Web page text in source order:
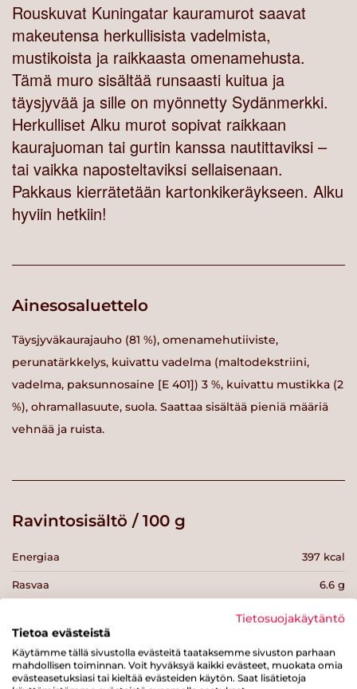
Rouskuvat Kuningatar kauramurot saavat
makeutensa herkullisista vadelmista,
mustikoista ja raikkaasta omenamehusta.
Tämä muro sisältää runsaasti kuitua ja
täysjyvää ja sille on myönnetty Sydänmerkki.
Herkulliset Alku murot sopivat raikkaan
kaurajuoman tai gurtin kanssa nautittaviksi –
tai vaikka naposteltaviksi sellaisenaan.
Pakkaus kierrätetään kartonkikeräykseen. Alku
hyviin hetkiin!
Ainesosaluettelo
Täysjyväkaurajauho (81 %), omenamehutiiviste,
perunatärkkelys, kuivattu vadelma (maltodekstriini,
vadelma, paksunnosaine [E 401]) 3 %, kuivattu mustikka (2
%), ohramallasuute, suola. Saattaa sisältää pieniä määriä
vehnää ja ruista.
Ravintosisältö / 100 g
Energiaa 397 kcal
Rasvaa 6.6 g
1.2 g
Hiilihydraatteja
josta sokereita 6.1 g
Tietosuojakäytäntö
Tietoa evästeistä
Käytämme tällä sivustolla evästeitä taataksemme sivuston parhaan
mahdollisen toiminnan. Voit hyväksyä kaikki evästeet, muokata omia
evästeasetuksiasi tai kieltää evästeiden käytön. Saat lisätietoja